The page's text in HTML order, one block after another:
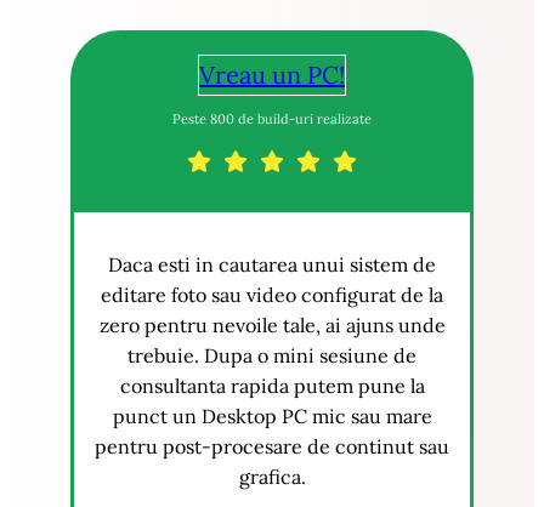
Vreau un PC!
Peste 800 de build-uri realizate
Daca esti in cautarea unui sistem de
editare foto sau video configurat de la
zero pentru nevoile tale, ai ajuns unde
trebuie. Dupa o mini sesiune de
consultanta rapida putem pune la
punct un Desktop PC mic sau mare
pentru post-procesare de continut sau
grafica.